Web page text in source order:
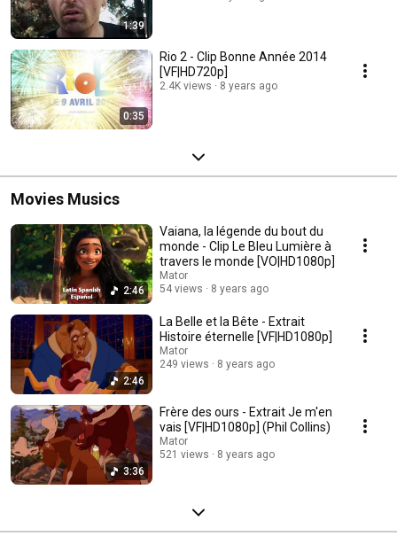
1:39
0:35
Rio 2 - Clip Bonne Année 2014
[VF|HD720p]
2.4K views 8 years ago
Movies Musics
2:46
Vaiana, la légende du bout du
monde - Clip Le Bleu Lumière à
travers le monde [VO|HD1080p]
Mator
54 views
8 years ago
2:46
La Belle et la Bête - Extrait
Histoire éternelle [VF|HD1080p]
Mator
249 views
8 years ago
3:36
Frère des ours - Extrait Je m'en
vais [VF|HD1080p] (Phil Collins)
Mator
521 views
8 years ago